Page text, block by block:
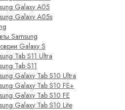
Galaxy A05
Galaxy A05s
Samsung
Galaxy S
Tab S11 Ultra
Tab S11
Galaxy Tab S10 Ultra
Galaxy Tab S10 FE+
Galaxy Tab S10 FE
Galaxy Tab S10 Lite